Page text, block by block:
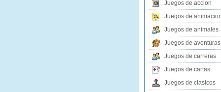
Juegos de accion
Juegos de
Juegos de animales
Juegos de aventuras
Juegos de carreras
Juegos de cartas
Juegos de clasicos